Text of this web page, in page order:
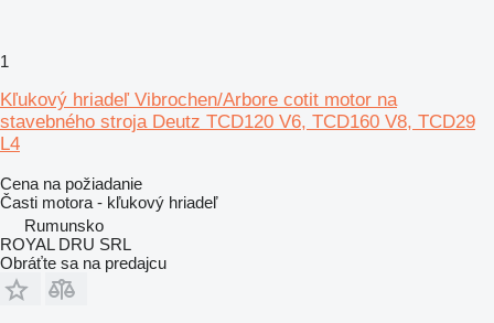
1
Kľukový hriadeľ Vibrochen/Arbore cotit motor na
stavebného stroja Deutz TCD120 V6, TCD160 V8, TCD29
L4
Cena na požiadanie
Časti motora - kľukový hriadeľ
Rumunsko
ROYAL DRU SRL
Obráťte sa na predajcu